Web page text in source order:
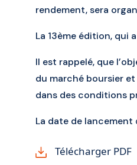
rendement, sera
La 13ème édition, qui
Il est rappelé, que
du marché boursier
dans des conditions
La date de lancement
Télécharger PDF